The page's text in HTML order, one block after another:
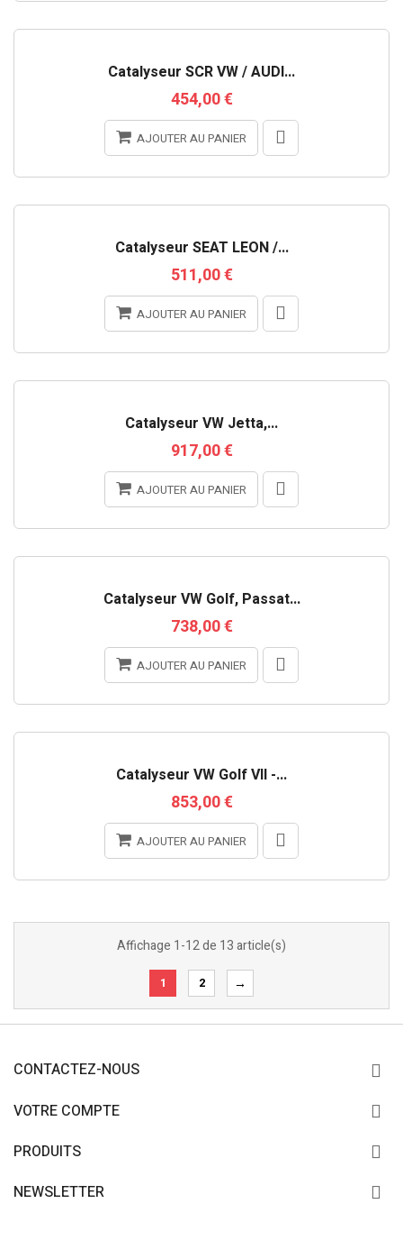
Catalyseur SCR VW / AUDI...
454,00 €
AJOUTER AU PANIER
Catalyseur SEAT LEON /...
511,00 €
AJOUTER AU PANIER
Catalyseur VW Jetta,...
917,00 €
AJOUTER AU PANIER
Catalyseur VW Golf, Passat...
738,00 €
AJOUTER AU PANIER
Catalyseur VW Golf VII -...
853,00 €
AJOUTER AU PANIER
Affichage 1-12 de 13 article(s)
1 2 →
CONTACTEZ-NOUS
VOTRE COMPTE
PRODUITS
NEWSLETTER